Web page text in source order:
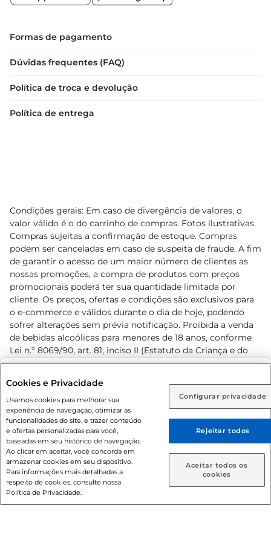
Rio de Janeiro (RJ) Goiás (GO)
Ou
Caso queira comprar online, informe como deseja receber
suas compras:
Entrega em casa Retire em Loja
Formas de pagamento
Dúvidas frequentes (FAQ)
Política de troca e devolução
Política de entrega
Condições gerais: Em caso de divergência de valores, o
valor válido é o do carrinho de compras. Fotos ilustrativas.
Compras sujeitas a confirmação de estoque. Compras
podem ser canceladas em caso de suspeita de fraude. A fim
de garantir o acesso de um maior número de clientes as
nossas promoções, a compra de produtos com preços
promocionais poderá ter sua quantidade limitada por
cliente. Os preços, ofertas e condições são exclusivos para
o e-commerce e válidos durante o dia de hoje, podendo
sofrer alterações sem prévia notificação. Proibida a venda
de bebidas alcoólicas para menores de 18 anos, conforme
Lei n.º 8069/90, art. 81, inciso II (Estatuto da Criança e do
Adolescente). Preços e condições exclusivos para o
prévio. O valor mínimo para as compras on-line é de R$
80,00.
© 2026 Copyright. Todos os direitos
reservados Prezunic.
Cookies e Privacidade
Usamos cookies para melhorar sua
experiência de navegação, otimizar as
funcionalidades do site, e trazer conteúdo
e ofertas personalizadas para você,
baseadas em seu histórico de navegação.
Ao clicar em aceitar, você concorda em
armazenar cookies em seu dispositivo.
Para informações mais detalhadas a
respeito de cookies, consulte nossa
Política de Privacidade.
Configurar privacidade
Rejeitar todos
Aceitar todos os
cookies